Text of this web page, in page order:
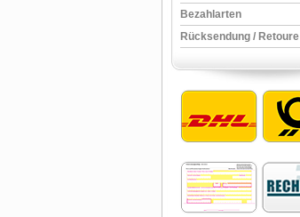
Bezahlarten
Rücksendung / Retoure